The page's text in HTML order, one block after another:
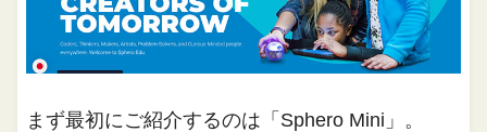
まず最初にご紹介するのは「Sphero Mini」。